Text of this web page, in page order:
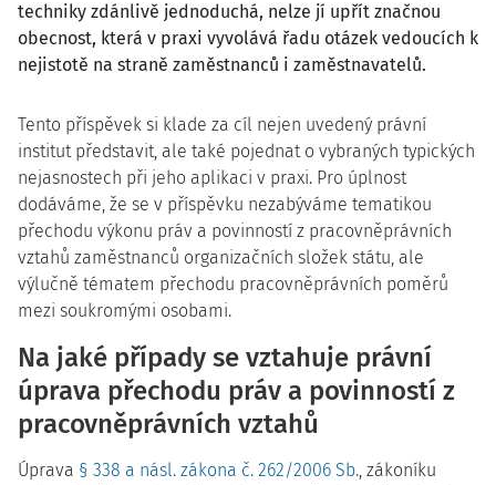
techniky zdánlivě jednoduchá, nelze jí upřít značnou
obecnost, která v praxi vyvolává řadu otázek vedoucích k
nejistotě na straně zaměstnanců i zaměstnavatelů.
Tento příspěvek si klade za cíl nejen uvedený právní
institut představit, ale také pojednat o vybraných typických
nejasnostech při jeho aplikaci v praxi. Pro úplnost
dodáváme, že se v příspěvku nezabýváme tematikou
přechodu výkonu práv a povinností z pracovněprávních
vztahů zaměstnanců organizačních složek státu, ale
výlučně tématem přechodu pracovněprávních poměrů
mezi soukromými osobami.
Na jaké případy se vztahuje právní
úprava přechodu práv a povinností z
pracovněprávních vztahů
Úprava § 338 a násl. zákona č. 262/2006 Sb., zákoníku